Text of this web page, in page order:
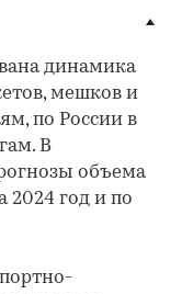
динамика
мешков и
по России в
В
объема
2024 год и по